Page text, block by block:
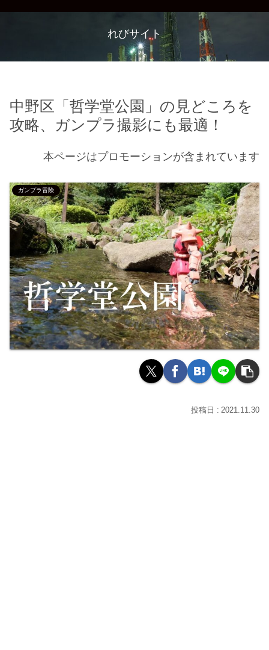
れびサイト
中野区「哲学堂公園」の見どころを
攻略、ガンプラ撮影にも最適！
本ページはプロモーションが含まれています
ガンプラ冒険
2021.11.30